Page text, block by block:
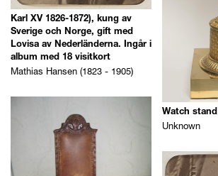
Karl XV 1826-1872), kung av
Sverige och Norge, gift med
Lovisa av Nederländerna. Ingår i
album med 18 visitkort
Mathias Hansen (1823 - 1905)
Watch stand
Unknown